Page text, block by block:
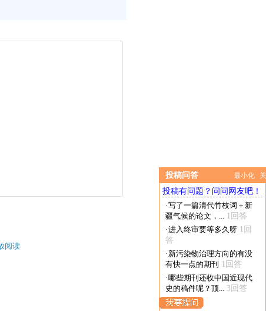
投稿问答 最小化
投稿有问题？问问网友吧！
·写了一篇清代竹枝词＋新
疆气候的论文，... 1回答
·进入终审要等多久呀 1回
答
· 新污染物治理方向的有没
有快一点的期刊 1回答
·哪些期刊还收中国近现代
史的稿件呢？顶... 3回答
阅读